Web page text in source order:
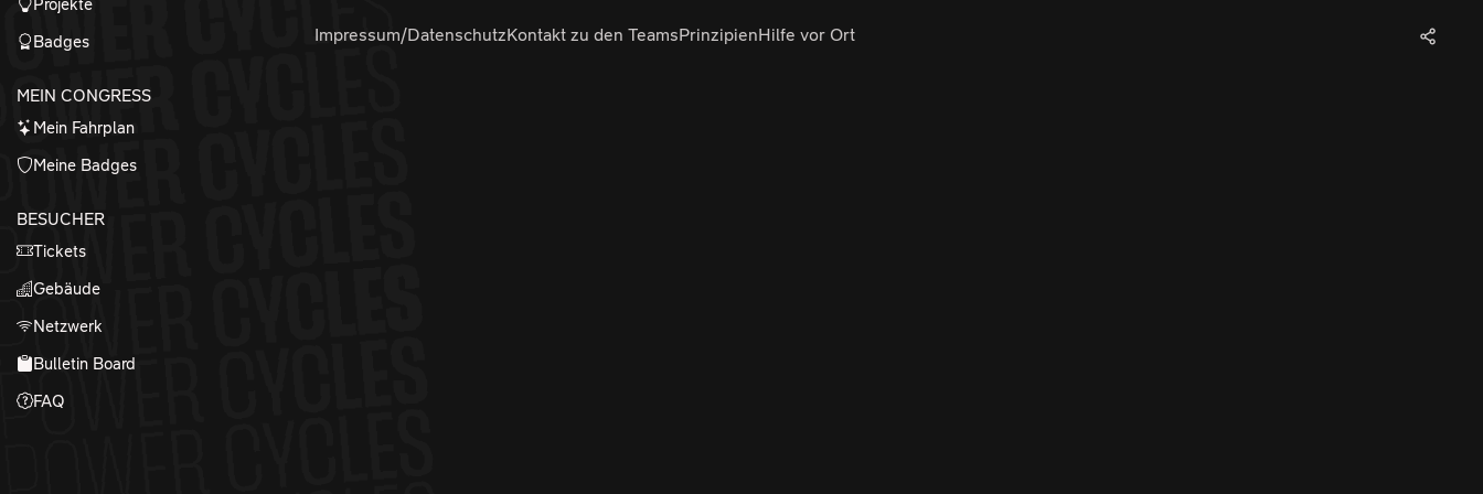
Projekte
Badges
MEIN CONGRESS
Mein Fahrplan
Meine Badges
BESUCHER
Tickets
Gebäude
Netzwerk
Bulletin Board
FAQ
Impressum/DatenschutzKontakt zu den TeamsPrinzipienHilfe vor Ort